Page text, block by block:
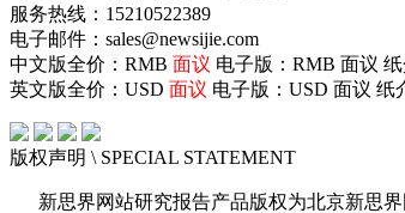
服务热线：15210522389
电子邮件：sales@newsijie.com
中文版全价：RMB 面议 电子版：RMB 面议
英文版全价：USD 面议 电子版：USD 面议 纸
版权声明 \ SPECIAL STATEMENT
新思界网站研究报告产品版权为北京新思